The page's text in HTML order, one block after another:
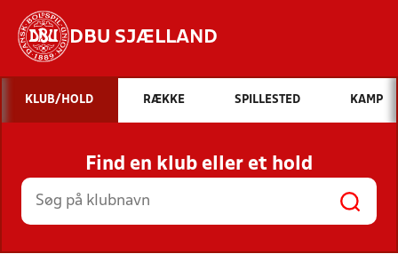
DBU SJÆLLAND
Hvad vil du søge efter?
INDHOLD OG NYHEDER
STILLINGER, RESULTATER, KLUBBER OG
HOLD
KLUB/HOLD RÆKKE SPILLESTED KAMP
Find en klub eller et hold